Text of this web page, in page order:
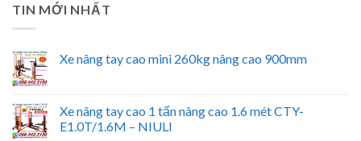
TIN MỚI NHẤT
Xe nâng tay cao mini 260kg nâng cao 900mm
Xe nâng tay cao 1 tấn nâng cao 1.6 mét CTY-
E1.0T/1.6M – NIULI